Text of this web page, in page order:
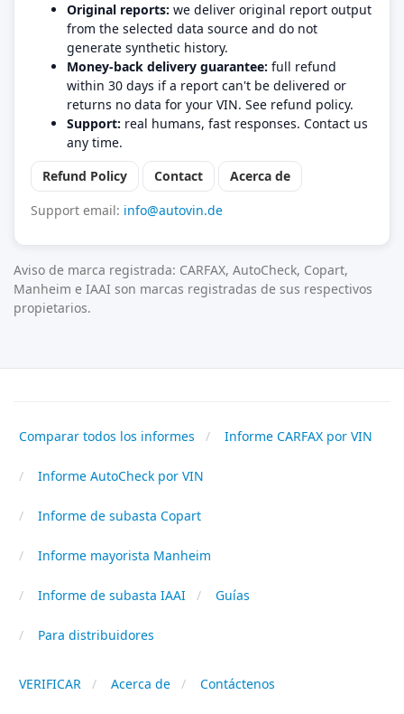
Original reports: we deliver original report output
from the selected data source and do not
generate synthetic history.
Money-back delivery guarantee: full refund
within 30 days if a report can't be delivered or
returns no data for your VIN. See refund policy.
Support: real humans, fast responses. Contact us
any time.
Refund Policy
Contact
Acerca de
Support email: info@autovin.de
Aviso de marca registrada: CARFAX, AutoCheck, Copart,
Manheim e IAAI son marcas registradas de sus respectivos
propietarios.
Comparar todos los informes Informe CARFAX por VIN
Informe AutoCheck por VIN
Informe de subasta Copart
Informe mayorista Manheim
Informe de subasta IAAI Guías
Para distribuidores
VERIFICAR Acerca de Contáctenos